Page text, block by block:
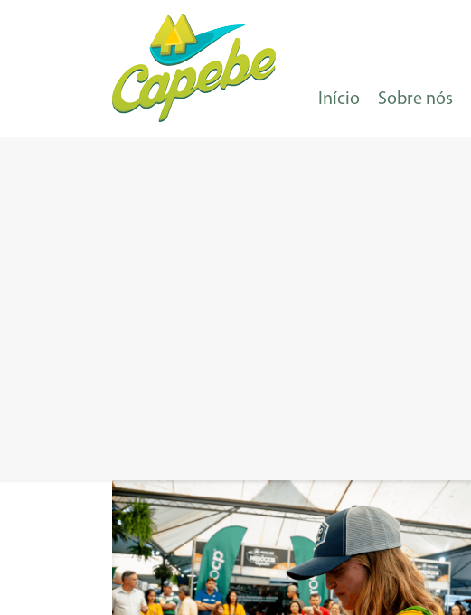
Início Sobre nós